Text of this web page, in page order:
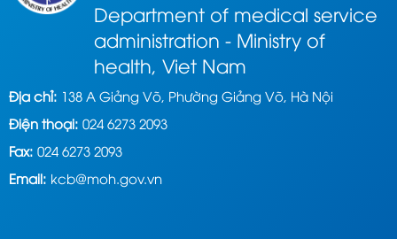
Department of medical service
administration - Ministry of
health, Viet Nam
Địa chỉ: 138 A Giảng Võ, Phường Giảng Võ, Hà Nội
Điện thoại: 024 6273 2093
Fax: 024 6273 2093
Email: kcb@moh.gov.vn